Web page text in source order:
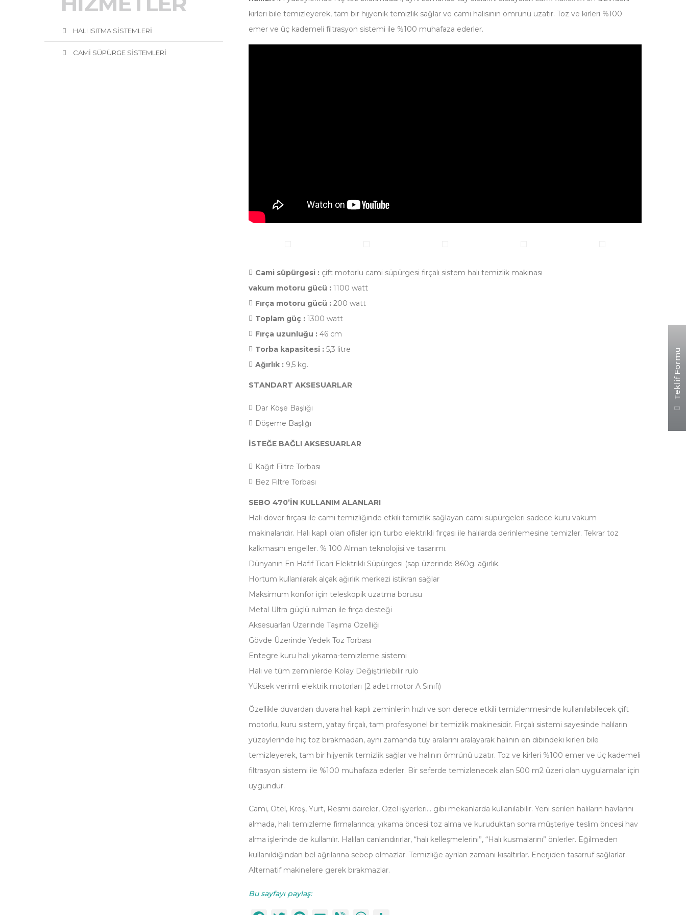
kirleri bile temizleyerek, tam bir hijyenik temizlik sağlar ve cami halısının ömrünü uzatır. Toz ve kirleri %100
emer ve üç kademeli filtrasyon sistemi ile %100 muhafaza ederler.
Cami süpürgesi : çift motorlu cami süpürgesi fırçalı sistem halı temizlik makinası
vakum motoru gücü : 1100 watt
Fırça motoru gücü : 200 watt
Toplam güç : 1300 watt
Fırça uzunluğu : 46 cm
Torba kapasitesi : 5,3 litre
Ağırlık : 9,5 kg.
STANDART AKSESUARLAR
Dar Köşe Başlığı
Döşeme Başlığı
İSTEĞE BAĞLI AKSESUARLAR
Kağıt Filtre Torbası
Bez Filtre Torbası
SEBO 470’İN KULLANIM ALANLARI
Halı döver fırçası ile cami temizliğinde etkili temizlik sağlayan cami süpürgeleri sadece kuru vakum
makinalarıdır. Halı kaplı olan ofisler için turbo elektrikli fırçası ile halılarda derinlemesine temizler. Tekrar toz
kalkmasını engeller. % 100 Alman teknolojisi ve tasarımı.
Dünyanın En Hafif Ticari Elektrikli Süpürgesi (sap üzerinde 860g. ağırlık.
Hortum kullanılarak alçak ağırlık merkezi istikrarı sağlar
Maksimum konfor için teleskopik uzatma borusu
Metal Ultra güçlü rulman ile fırça desteği
Aksesuarları Üzerinde Taşıma Özelliği
Gövde Üzerinde Yedek Toz Torbası
Entegre kuru halı yıkama-temizleme sistemi
Halı ve tüm zeminlerde Kolay Değiştirilebilir rulo
Yüksek verimli elektrik motorları (2 adet motor A Sınıfı)
Özellikle duvardan duvara halı kaplı zeminlerin hızlı ve son derece etkili temizlenmesinde kullanılabilecek çift
motorlu, kuru sistem, yatay fırçalı, tam profesyonel bir temizlik makinesidir. Fırçalı sistemi sayesinde halıların
yüzeylerinde hiç toz bırakmadan, aynı zamanda tüy aralarını aralayarak halının en dibindeki kirleri bile
temizleyerek, tam bir hijyenik temizlik sağlar ve halının ömrünü uzatır. Toz ve kirleri %100 emer ve üç kademeli
filtrasyon sistemi ile %100 muhafaza ederler. Bir seferde temizlenecek alan 500 m2 üzeri olan uygulamalar için
uygundur.
Cami, Otel, Kreş, Yurt, Resmi daireler, Özel işyerleri… gibi mekanlarda kullanılabilir. Yeni serilen halıların havlarını
almada, halı temizleme firmalarınca; yıkama öncesi toz alma ve kuruduktan sonra müşteriye teslim öncesi hav
alma işlerinde de kullanılır. Halıları canlandırırlar, “halı kelleşmelerini”, “Halı kusmalarını” önlerler. Eğilmeden
kullanıldığından bel ağrılarına sebep olmazlar. Temizliğe ayrılan zamanı kısaltırlar. Enerjiden tasarruf sağlarlar.
Alternatif makinelere gerek bırakmazlar.
Bu sayfayı paylaş:
HALI ISITMA SİSTEMLERİ
CAMİ SÜPÜRGE SİSTEMLERİ
Teklif Formu